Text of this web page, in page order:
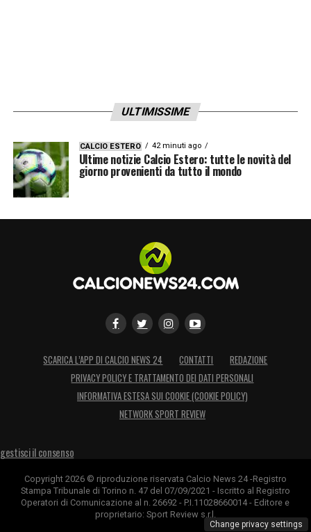
ULTIMISSIME
CALCIO ESTERO 42 minuti ago
Ultime notizie Calcio Estero: tutte le novità del
giorno provenienti da tutto il mondo
SCARICA L’APP DI CALCIO NEWS 24 CONTATTI
REDAZIONE
PRIVACY POLICY E TRATTAMENTO DEI DATI PERSONALI
INFORMATIVA ESTESA SUI COOKIE (COOKIE POLICY)
NETWORK SPORT REVIEW
gestisci il consenso
Copyright 2026 © riproduzione riservata Calcio News 24 -Registro
Stampa Tribunale di Torino n. 47 del 07/09/2021 - Iscritto al Registro
Operatori di Comunicazione al n. 26692 - P.I.11028660014 - Editore e
proprietario: Sport Review s.r.l.
Change privacy settings